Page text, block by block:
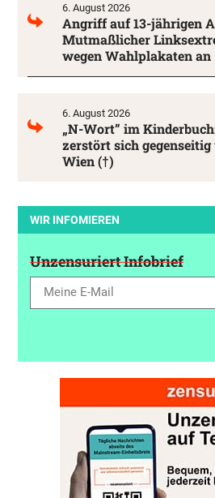
6. August 2026
Angriff auf 13-jährigen
Mutmaßlicher
wegen Wahlplakaten an
6. August 2026
„N-Wort” im
zerstört sich
Wien (†)
WIR INFOMIEREN
Unzensuriert Infobrief